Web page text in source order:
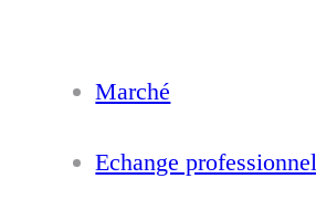
Marché
Echange professionnel